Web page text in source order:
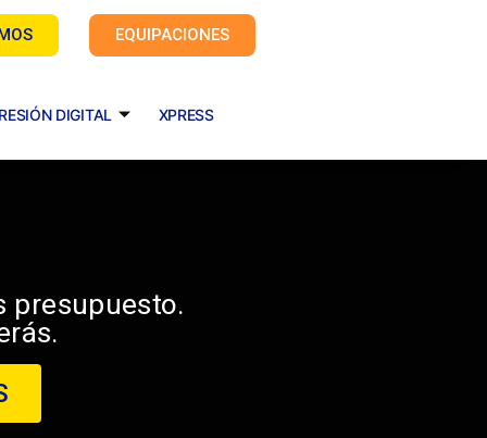
EQUIPACIONES
DIGITAL XPRESS
presupuesto.